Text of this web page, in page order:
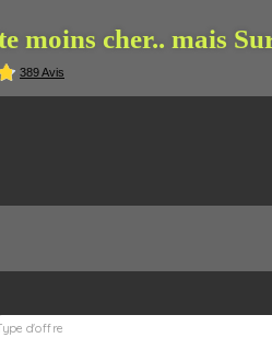
moins cher.. mais
d'offre